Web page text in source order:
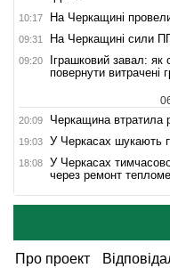
10:17 На Черкащині
09:31 На Черкащині сили
09:20
Іграшковий завал: як
повернути витрачені
20:09 Черкащина втратила
19:03 У Черкасах шукають
18:08
У Черкасах
через ремонт
Про проект